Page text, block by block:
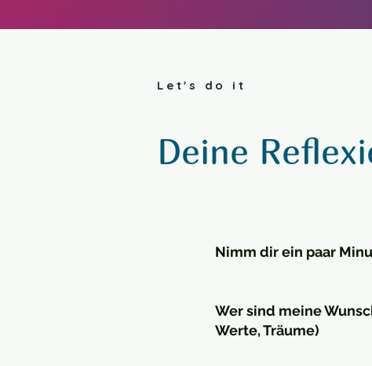
Let's do it
Deine
Nimm dir ein paar
Wer sind meine
Werte, Träume)